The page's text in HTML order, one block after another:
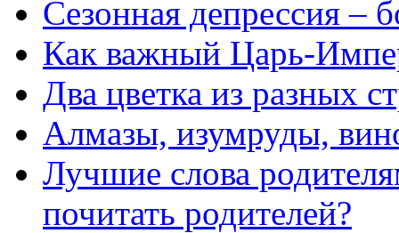
Сезонная депрессия –
Как важный Царь-
Два цветка из разных
Алмазы, изумруды,
Лучшие слова
почитать родителей?